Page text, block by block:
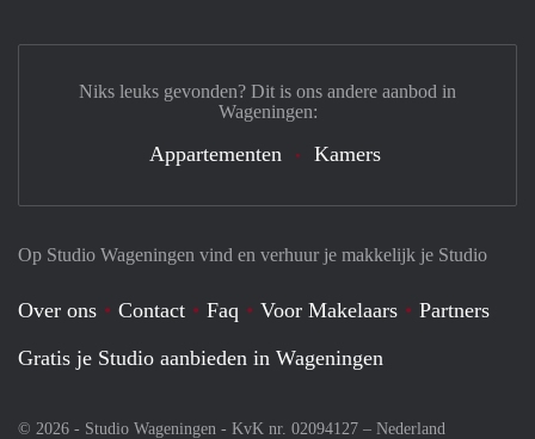
Op Studio Wageningen vind en verhuur je makkelijk je Studio
Over ons Contact Faq Voor Makelaars
Partners
Gratis je Studio aanbieden in Wageningen
© 2026 - Studio Wageningen - KvK nr. 02094127 – Nederland
Niks leuks gevonden? Dit is ons andere aanbod in
Wageningen:
Appartementen Kamers